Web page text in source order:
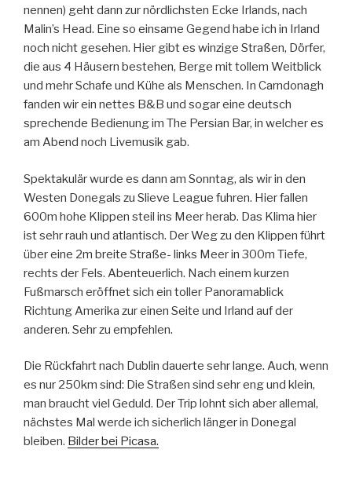
nennen) geht dann zur nördlichsten Ecke Irlands, nach
Malin’s Head. Eine so einsame Gegend habe ich in Irland
noch nicht gesehen. Hier gibt es winzige Straßen, Dörfer,
die aus 4 Häusern bestehen, Berge mit tollem Weitblick
und mehr Schafe und Kühe als Menschen. In Carndonagh
fanden wir ein nettes B&B und sogar eine deutsch
sprechende Bedienung im The Persian Bar, in welcher es
am Abend noch Livemusik gab.
Spektakulär wurde es dann am Sonntag, als wir in den
Westen Donegals zu Slieve League fuhren. Hier fallen
600m hohe Klippen steil ins Meer herab. Das Klima hier
ist sehr rauh und atlantisch. Der Weg zu den Klippen führt
über eine 2m breite Straße- links Meer in 300m Tiefe,
rechts der Fels. Abenteuerlich. Nach einem kurzen
Fußmarsch eröffnet sich ein toller Panoramablick
Richtung Amerika zur einen Seite und Irland auf der
anderen. Sehr zu empfehlen.
Die Rückfahrt nach Dublin dauerte sehr lange. Auch, wenn
es nur 250km sind: Die Straßen sind sehr eng und klein,
man braucht viel Geduld. Der Trip lohnt sich aber allemal,
nächstes Mal werde ich sicherlich länger in Donegal
bleiben. Bilder bei Picasa.